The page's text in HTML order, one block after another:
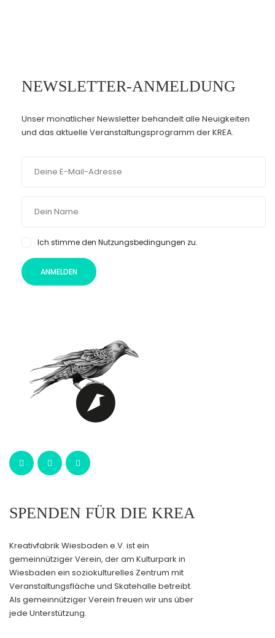
NEWSLETTER-ANMELDUNG
Unser monatlicher Newsletter behandelt alle Neuigkeiten
und das aktuelle Veranstaltungsprogramm der KREA.
Ich stimme den Nutzungsbedingungen zu.
ANMELDEN
SPENDEN FÜR DIE KREA
Kreativfabrik Wiesbaden e.V. ist ein
gemeinnütziger Verein, der am Kulturpark in
Wiesbaden ein soziokulturelles Zentrum mit
Veranstaltungsfläche und Skatehalle betreibt.
Als gemeinnütziger Verein freuen wir uns über
jede Unterstützung.